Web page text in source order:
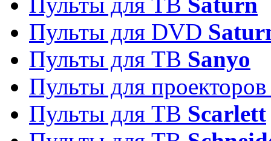
Пульты для DVD
Пульты для ТВ Sanyo
Пульты для
Пульты для ТВ Scarlett